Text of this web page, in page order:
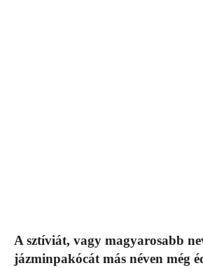
A sztíviát, vagy magyarosabb
jázminpakócát más néven még